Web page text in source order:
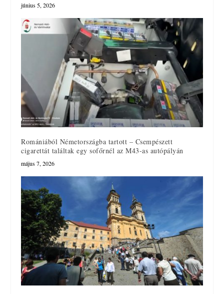
június 5, 2026
Romániából Németországba tartott – Csempészett
cigarettát találtak egy sofőrnél az M43-as autópályán
május 7, 2026